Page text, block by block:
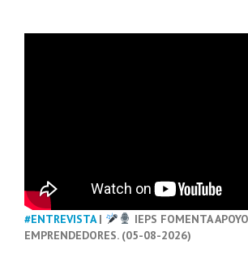
#ENTREVISTA|
IEPS FOMENTA
EMPRENDEDORES. (05-08-2026)